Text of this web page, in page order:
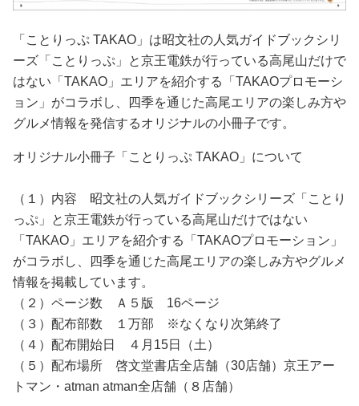
「ことりっぷ TAKAO」は昭文社の人気ガイドブックシリ
ーズ「ことりっぷ」と京王電鉄が行っている高尾山だけで
はない「TAKAO」エリアを紹介する「TAKAOプロモーシ
ョン」がコラボし、四季を通じた高尾エリアの楽しみ方や
グルメ情報を発信するオリジナルの小冊子です。
オリジナル小冊子「ことりっぷ TAKAO」について
（１）内容 昭文社の人気ガイドブックシリーズ「ことり
っぷ」と京王電鉄が行っている高尾山だけではない
「TAKAO」エリアを紹介する「TAKAOプロモーション」
がコラボし、四季を通じた高尾エリアの楽しみ方やグルメ
情報を掲載しています。
（２）ページ数 Ａ５版 16ページ
（３）配布部数 １万部 ※なくなり次第終了
（４）配布開始日 ４月15日（土）
（５）配布場所 啓文堂書店全店舗（30店舗）京王アー
トマン・atman atman全店舗（８店舗）